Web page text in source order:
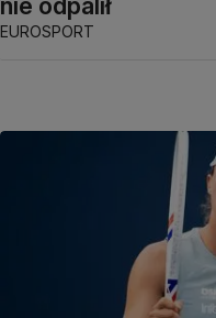
EUROSPORT